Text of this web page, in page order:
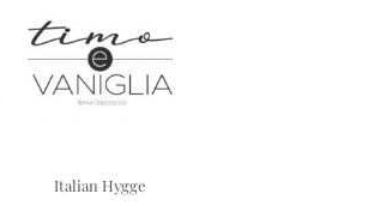
Italian Hygge